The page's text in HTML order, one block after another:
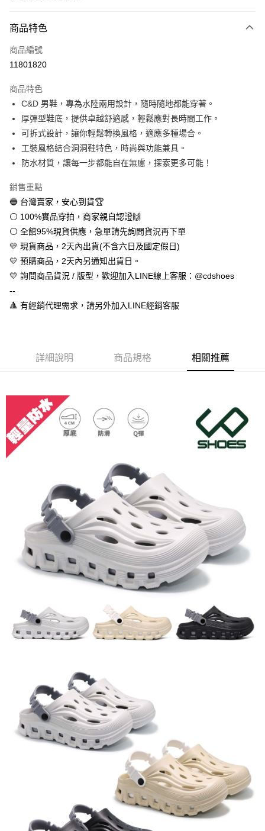
信用卡一次付款
超商取貨付款
Apple Pay
街口支付
悠遊付
全盈+PAY
AFTEE先享後付
相關說明
【關於「AFTEE先享後付」】
AFTEE先享後付是「在收到商品之後才付款」的支付方式。 讓您購物簡單
便利好安心！
１．簡單：不需註冊會員、不需綁卡、不需儲值。
２．便利：只要手機號碼，簡訊認證，即可結帳。
【「AFTEE先享後付」結帳流程】
１．於結帳方式選擇「AFTEE先享後付」後，將跳轉至「AFTEE先享後付」
結帳頁面，進行簡訊認證並確認金額後，即可完成結帳。
※ 請注意：結帳手續完成當下不需立刻繳費，但若您需要取消訂單，請聯絡
是否繳費成功／繳費後需取消欲退款等相關疑問，請聯繫「AFTEE先享後付
客戶支援中心」 https://netprotections.freshdesk.com/support/home
【注意事項】
１．透過由恩沛科技股份有限公司提供之「AFTEE先享後付」服務完成之交
易，需依本服務之必要範圍內提供個人資料，並將交易相關給付款項請求債
權轉讓予恩沛科技股份有限公司。
２．關於個人資料處理事宜，請瀏覽以下網址：
https://aftee.tw/terms/#terms3
３．未成年的使用者請事先徵得法定代理人或監護人之同意方可使用
「AFTEE先享後付」，若未經同意申辦者引起之損失，本公司不負相關責
４．使用「AFTEE先享後付」時，將依據個別帳號之用戶狀況，依本公司即
時審查核予不同之上限額度；若仍有額度不足之情形，本公司將視審查結果
請求用戶進行身份認證。
５．嚴禁一人註冊多個帳號或使用他人資訊註冊。若發現惡意使用之情形，
恩沛科技股份有限公司將有權停止該用戶之使用額度並採取法律行動。
全家取貨付款
每筆NT$60，滿NT$888(含以上)免運費
付款後全家取貨
每筆NT$60，滿NT$888(含以上)免運費
每筆NT$60，滿NT$888(含以上)免運費
宅配
每筆NT$100，滿NT$999(含以上)免運費
商品特色
商品編號
11801820
商品特色
C&D 男鞋，專為水陸兩用設計，隨時隨地都能穿著。
厚彈型鞋底，提供卓越舒適感，輕鬆應對長時間工作。
可拆式設計，讓你輕鬆轉換風格，適應多種場合。
工裝風格結合洞洞鞋特色，時尚與功能兼具。
防水材質，讓每一步都能自在無慮，探索更多可能！
銷售重點
🔵 台灣賣家，安心到貨🏆
⚪ 100%實品穿拍，商家親自認證🙌
⚪ 全館95%現貨供應，急單請先詢問貨況再下單
💛 現貨商品，2天內出貨(不含六日及國定假日)
💛 預購商品，2天內另通知出貨日。
💛 詢問商品貨況 / 版型，歡迎加入LINE線上客服：@cdshoes
--
🔺 有經銷代理需求，請另外加入LINE經銷客服
詳細說明 商品規格 相關推薦